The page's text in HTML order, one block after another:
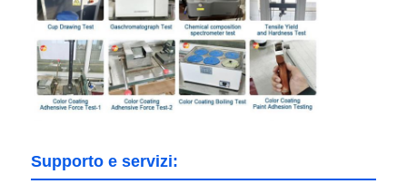
Supporto e servizi: